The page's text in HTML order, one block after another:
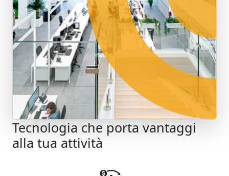
Tecnologia che porta vantaggi
alla tua attività